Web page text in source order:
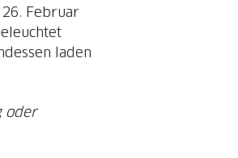
Februar
laden
oder